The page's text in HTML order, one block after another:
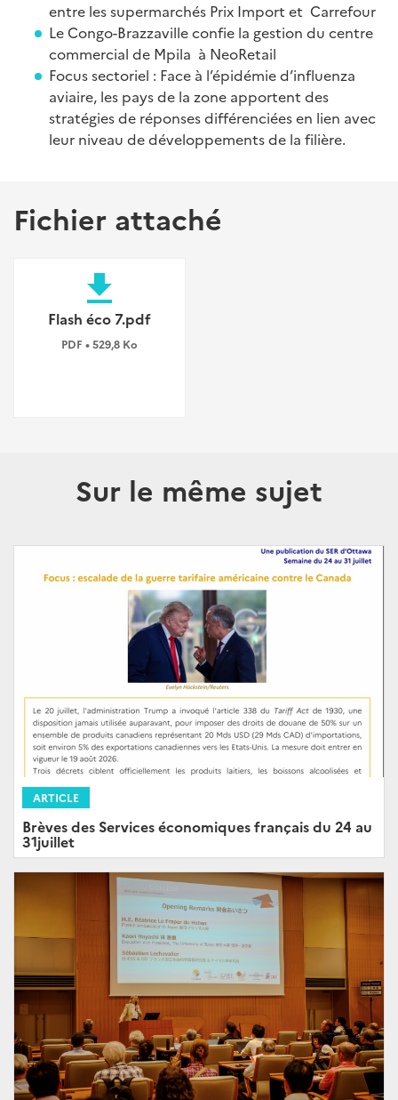
entre les supermarchés Prix Import et Carrefour
Le Congo-Brazzaville confie la gestion du centre
commercial de Mpila à NeoRetail
Focus sectoriel : Face à l’épidémie d’influenza
aviaire, les pays de la zone apportent des
stratégies de réponses différenciées en lien avec
leur niveau de développements de la filière.
Fichier attaché
file_download
Flash éco 7.pdf
PDF • 529,8 Ko
Sur le même sujet
ARTICLE
Brèves des Services économiques français du 24 au
31juillet